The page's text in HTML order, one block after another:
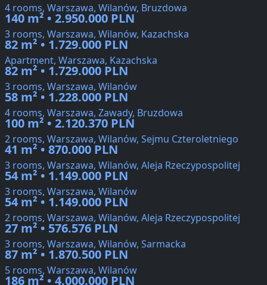
4 rooms, Warszawa, Wilanów, Bruzdowa
140 m² • 2.950.000 PLN
3 rooms, Warszawa, Wilanów, Kazachska
82 m² • 1.729.000 PLN
Apartment, Warszawa, Kazachska
82 m² • 1.729.000 PLN
3 rooms, Warszawa, Wilanów
58 m² • 1.228.000 PLN
4 rooms, Warszawa, Zawady, Bruzdowa
100 m² • 2.120.370 PLN
2 rooms, Warszawa, Wilanów, Sejmu Czteroletniego
41 m² • 870.000 PLN
3 rooms, Warszawa, Wilanów, Aleja Rzeczypospolitej
54 m² • 1.149.000 PLN
3 rooms, Warszawa, Wilanów
54 m² • 1.149.000 PLN
2 rooms, Warszawa, Wilanów, Aleja Rzeczypospolitej
27 m² • 576.576 PLN
3 rooms, Warszawa, Wilanów, Sarmacka
87 m² • 1.870.500 PLN
5 rooms, Warszawa, Wilanów
186 m² • 4.000.000 PLN